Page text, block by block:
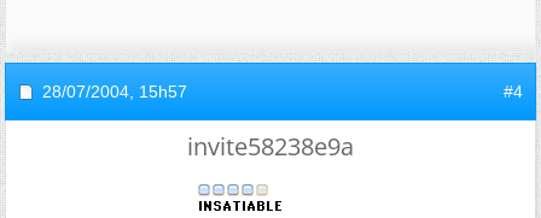
28/07/2004, 15h57 #4
invite58238e9a